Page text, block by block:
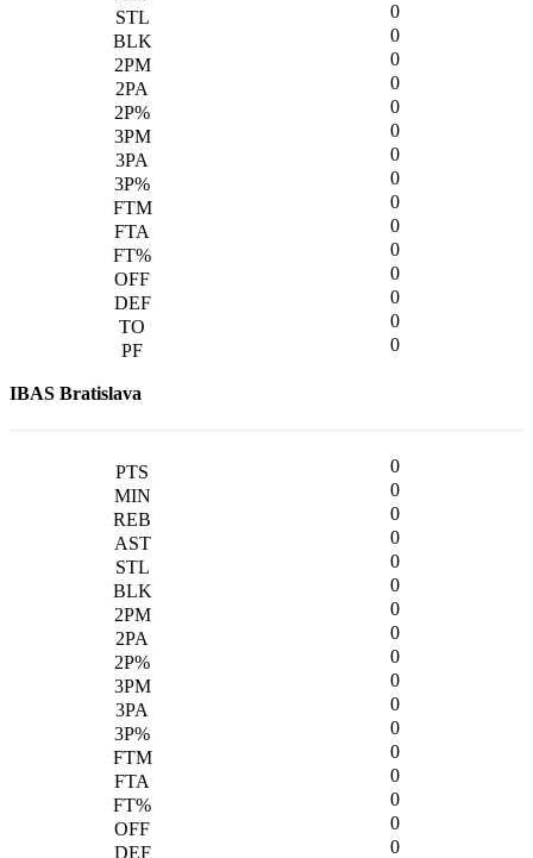
0
0
0
0
0
0
0
0
0
0
0
0
0
0
0
IBAS Bratislava
0
0
0
0
0
0
0
0
0
0
0
0
0
0
0
0
0